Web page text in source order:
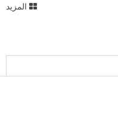
المزيد